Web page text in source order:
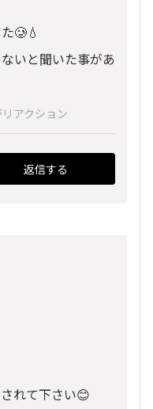
🥲💧
いと聞いた事があ
リアクション
返信する
れて下さい😊